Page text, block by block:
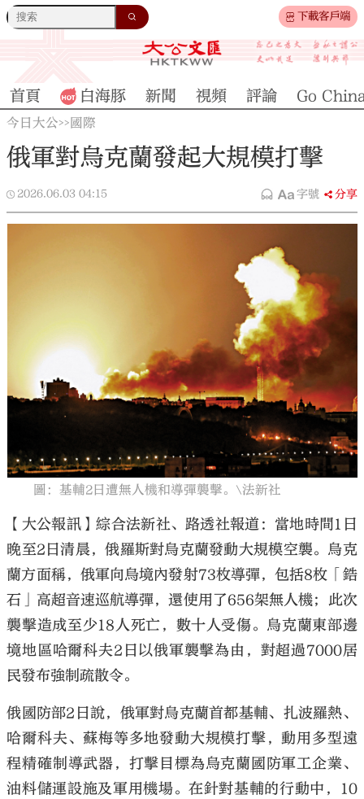
下載客戶端
大公文匯
首頁 白海豚 新聞 視頻 評論 Go
今日大公>> 國際
俄軍對烏克蘭發起大規模打擊
2026.06.03 04:15 字號 分享
圖：基輔2日遭無人機和導彈襲擊。\法新社
【大公報訊】綜合法新社、路透社報道：當地時間1日
晚至2日清晨，俄羅斯對烏克蘭發動大規模空襲。烏克
蘭方面稱，俄軍向烏境內發射73枚導彈，包括8枚「鋯
石」高超音速巡航導彈，還使用了656架無人機；此次
襲擊造成至少18人死亡，數十人受傷。烏克蘭東部邊
境地區哈爾科夫2日以俄軍襲擊為由，對超過7000居
民發布強制疏散令。
俄國防部2日說，俄軍對烏克蘭首都基輔、扎波羅熱、
哈爾科夫、蘇梅等多地發動大規模打擊，動用多型遠
程精確制導武器，打擊目標為烏克蘭國防軍工企業、
油料儲運設施及軍用機場。在針對基輔的行動中，10